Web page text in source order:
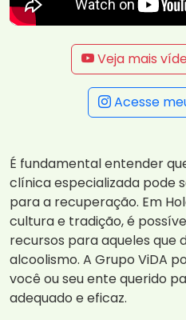
Veja mais
Acesse
É fundamental entender
clínica especializada pode
para a recuperação. Em
cultura e tradição, é
recursos para aqueles que
alcoolismo. A Grupo ViDA
você ou seu ente querido
adequado e eficaz.